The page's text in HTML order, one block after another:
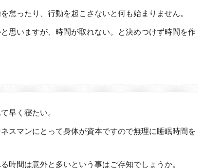
怠ったり、行動を起こさないと何も始まりません。
思いますが、時間が取れない。と決めつけず時間を作
早く寝たい。
スマンにとって身体が資本ですので無理に睡眠時間を
時間は意外と多いという事はご存知でしょうか。